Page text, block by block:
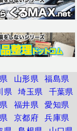
山形県 福島県
県 埼玉県
千葉県
福井県 愛知県
京都府 兵庫県